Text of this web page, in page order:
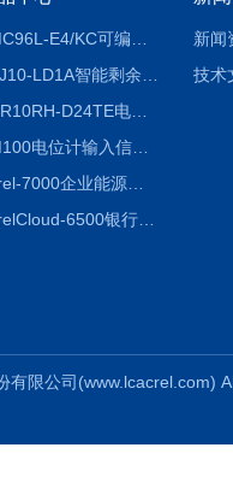
AMC96L-E4/KC可编程智能电测表多功能表
ASJ10-LD1A智能剩余电流继电器厂家
ACR10RH-D24TE电力仪表外置开口式互感器
BM100电位计输入信号隔离器
Acrel-7000企业能源管控平台
AcrelCloud-6500银行业安全用电能耗云平台
新闻
技术
有限公司